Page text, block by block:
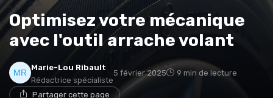
Optimisez votre mécanique
avec l'outil arrache volant
Marie-Lou Ribault
Rédactrice spécialiste
5 février 2025 9 min de lecture
Partager cette page